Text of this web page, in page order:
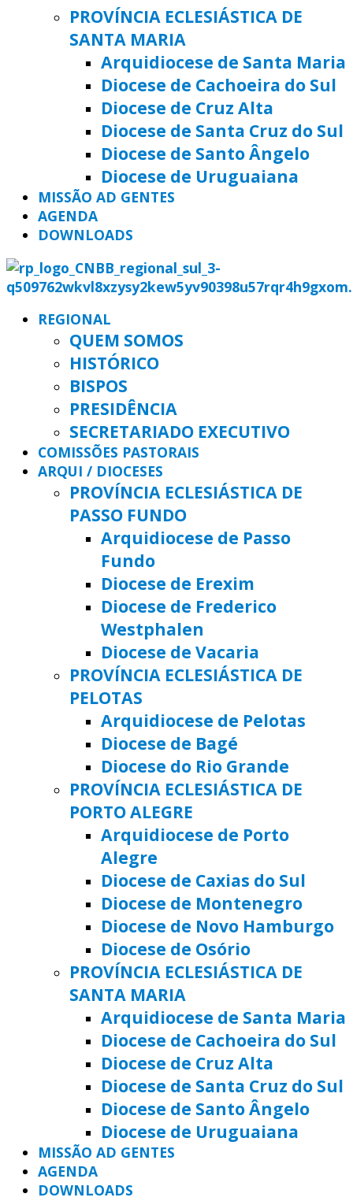
PROVÍNCIA ECLESIÁSTICA DE
SANTA MARIA
Arquidiocese de Santa Maria
Diocese de Cachoeira do Sul
Diocese de Cruz Alta
Diocese de Santa Cruz do Sul
Diocese de Santo Ângelo
Diocese de Uruguaiana
MISSÃO AD GENTES
AGENDA
DOWNLOADS
REGIONAL
QUEM SOMOS
HISTÓRICO
BISPOS
PRESIDÊNCIA
SECRETARIADO EXECUTIVO
COMISSÕES PASTORAIS
ARQUI / DIOCESES
PROVÍNCIA ECLESIÁSTICA DE
PASSO FUNDO
Arquidiocese de Passo
Fundo
Diocese de Erexim
Diocese de Frederico
Westphalen
Diocese de Vacaria
PROVÍNCIA ECLESIÁSTICA DE
PELOTAS
Arquidiocese de Pelotas
Diocese de Bagé
Diocese do Rio Grande
PROVÍNCIA ECLESIÁSTICA DE
PORTO ALEGRE
Arquidiocese de Porto
Alegre
Diocese de Caxias do Sul
Diocese de Montenegro
Diocese de Novo Hamburgo
Diocese de Osório
PROVÍNCIA ECLESIÁSTICA DE
SANTA MARIA
Arquidiocese de Santa Maria
Diocese de Cachoeira do Sul
Diocese de Cruz Alta
Diocese de Santa Cruz do Sul
Diocese de Santo Ângelo
Diocese de Uruguaiana
MISSÃO AD GENTES
AGENDA
DOWNLOADS